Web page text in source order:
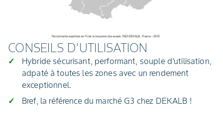
CONSEILS D'UTILISATION
Hybride sécurisant, performant, souple d'utilisation,
adpaté à toutes les zones avec un rendement
exceptionnel.
Bref, la référence du marché G3 chez DEKALB !